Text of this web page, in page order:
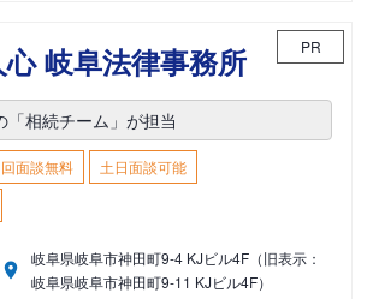
岐阜法律事務所 PR
「相続チーム」が担当
面談無料
土日面談可能
岐阜県岐阜市神田町9-4 KJビル4F（旧表示：
岐阜県岐阜市神田町9-11 KJビル4F）